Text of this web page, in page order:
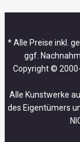
* Alle Preise inkl.
ggf.
Copyright ©
Alle Kunstwerke
des Eigentümers